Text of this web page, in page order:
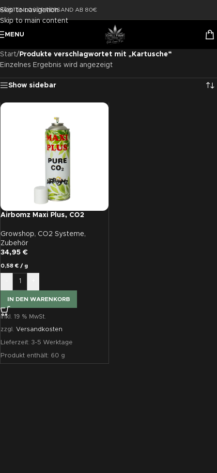
Skip to navigation
Skip to main content
KOSTENLOSER VERSAND AB 80€
MENU
Start/ Produkte verschlagwortet mit „Kartusche“
Einzelnes Ergebnis wird angezeigt
Show sidebar
Airbomz Maxi Plus, CO2
Growshop, CO2 Systeme,
Zubehör
34,95 €
0,58€ / g
IN DEN WARENKORB
inkl. 19 % MwSt.
zzgl. Versandkosten
Lieferzeit: 3-5 Werktage
Produkt enthält: 60 g